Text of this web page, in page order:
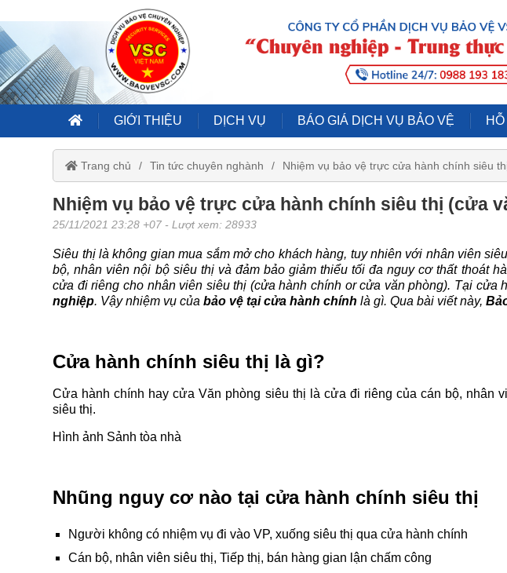
GIỚI THIỆU DỊCH VỤ BÁO GIÁ DỊCH VỤ BẢO VỆ
Trang chủ Tin tức chuyên nghành Nhiệm vụ bảo vệ trực cửa hành chính siêu
Nhiệm vụ bảo vệ trực cửa hành chính siêu thị (cửa
25/11/2021 23:28 +07 - Lượt xem: 28933
Siêu thị là không gian mua sắm mở cho khách hàng, tuy nhiên với nhân viên
bộ, nhân viên nội bộ siêu thị và đảm bảo giảm thiểu tối đa nguy cơ thất thoát
cửa đi riêng cho nhân viên siêu thị (cửa hành chính or cửa văn phòng). Tại cửa
nghiệp. Vậy nhiệm vụ củabảo vệ tại cửa hành chính là gì. Qua bài viết này,
Cửa hành chính siêu thị là gì?
Cửa hành chính hay cửa Văn phòng siêu thị là cửa đi riêng của cán bộ, nhân
siêu thị.
Hình ảnh Sảnh tòa nhà
Nhũng nguy cơ nào tại cửa hành chính siêu thị
Người không có nhiệm vụ đi vào VP, xuống siêu thị qua cửa hành chính
Cán bộ, nhân viên siêu thị, Tiếp thị, bán hàng gian lận chấm công